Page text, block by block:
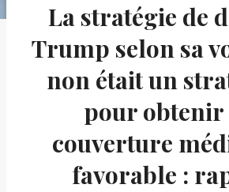
La stratégie de
Trump selon sa
non était un
pour obtenir
couverture
favorable :